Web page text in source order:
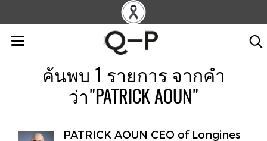
ค้นพบ 1 รายการ จากคำ
ว่า"PATRICK AOUN"
PATRICK AOUN CEO of Longines